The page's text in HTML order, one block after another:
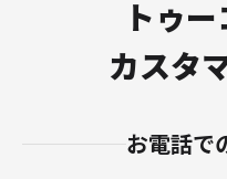
トゥー
カスタ
お電話で